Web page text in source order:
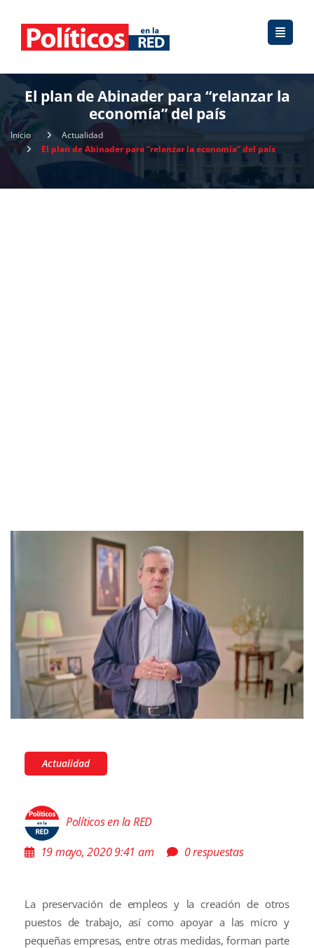
El plan de Abinader para “relanzar la
economía” del país
Inicio
Actualidad
El plan de Abinader para “relanzar la economía” del país
Actualidad
Políticos en la RED
19 mayo, 2020 9:41 am
0 respuestas
La preservación de empleos y la creación de otros
puestos de trabajo, así como apoyar a las micro y
pequeñas empresas, entre otras medidas, forman parte